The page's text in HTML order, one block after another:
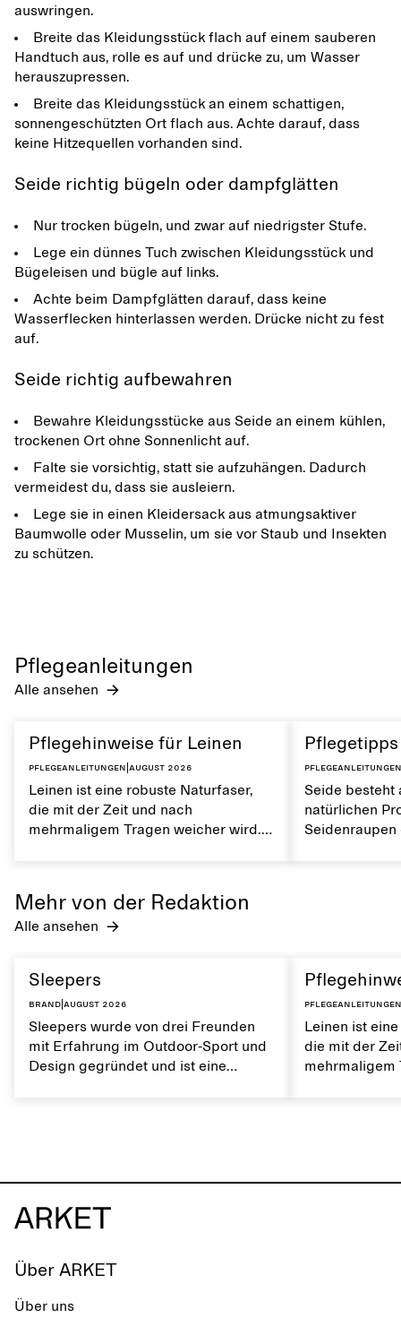
auswringen.
Breite das Kleidungsstück flach auf einem sauberen
Handtuch aus, rolle es auf und drücke zu, um Wasser
herauszupressen.
Breite das Kleidungsstück an einem schattigen,
sonnengeschützten Ort flach aus. Achte darauf, dass
keine Hitzequellen vorhanden sind.
Seide richtig bügeln oder dampfglätten
Nur trocken bügeln, und zwar auf niedrigster Stufe.
Lege ein dünnes Tuch zwischen Kleidungsstück und
Bügeleisen und bügle auf links.
Achte beim Dampfglätten darauf, dass keine
Wasserflecken hinterlassen werden. Drücke nicht zu fest
auf.
Seide richtig aufbewahren
Bewahre Kleidungsstücke aus Seide an einem kühlen,
trockenen Ort ohne Sonnenlicht auf.
Falte sie vorsichtig, statt sie aufzuhängen. Dadurch
vermeidest du, dass sie ausleiern.
Lege sie in einen Kleidersack aus atmungsaktiver
Baumwolle oder Musselin, um sie vor Staub und Insekten
zu schützen.
Pflegeanleitungen
Alle ansehen
Pflegehinweise für Leinen
Pflegeanleitungen August 2026
Leinen ist eine robuste Naturfaser,
die mit der Zeit und nach
mehrmaligem Tragen weicher wird.
natürlichen Eigenschaften zu
erhalten.
Pflegeanleitungen
Seide besteht
natürlichen
Seidenraupen
Mehr von der Redaktion
Alle ansehen
Sleepers
Brand August 2026
Sleepers wurde von drei Freunden
mit Erfahrung im Outdoor-Sport und
Design gegründet und ist eine
Flops und zeichnet sich durch klare,
minimalistische Linien, Komfort und
Vielseitigkeit in verschiedenen
Pflegeanleitungen
Leinen ist
die mit der
mehrmaligem
Über ARKET
Über uns